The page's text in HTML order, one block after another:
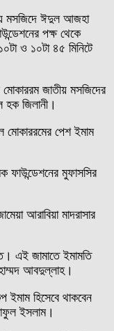
মসজিদে ঈদুল আজহা
পক্ষ থেকে
ও ১০টা ৪৫ মিনিটে
জাতীয় মসজিদের
হক জিলানী।
মোকাররমের পেশ ইমাম
ফাউন্ডেশনের মুফাসসির
আরাবিয়া মাদরাসার
এই জামাতে ইমামতি
আবদুল্লাহ।
ইমাম হিসেবে থাকবেন
ইসলাম।